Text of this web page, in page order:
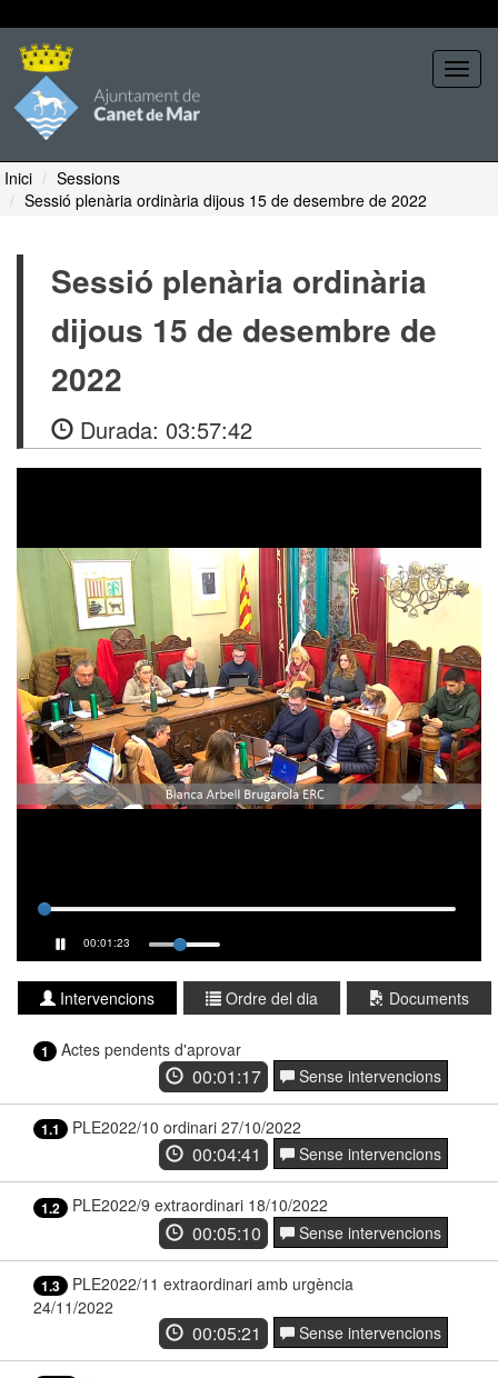
Inici
Sessions
Sessió plenària ordinària dijous 15 de desembre de 2022
Sessió plenària ordinària
dijous 15 de desembre de
2022
Durada: 03:57:42
00:01:23
Intervencions Ordre del dia Documents
1 Actes pendents d'aprovar
00:01:17 Sense intervencions
1.1 PLE2022/10 ordinari 27/10/2022
00:04:41 Sense intervencions
1.2 PLE2022/9 extraordinari 18/10/2022
00:05:10 Sense intervencions
1.3
PLE2022/11 extraordinari amb urgència
24/11/2022
00:05:21 Sense intervencions